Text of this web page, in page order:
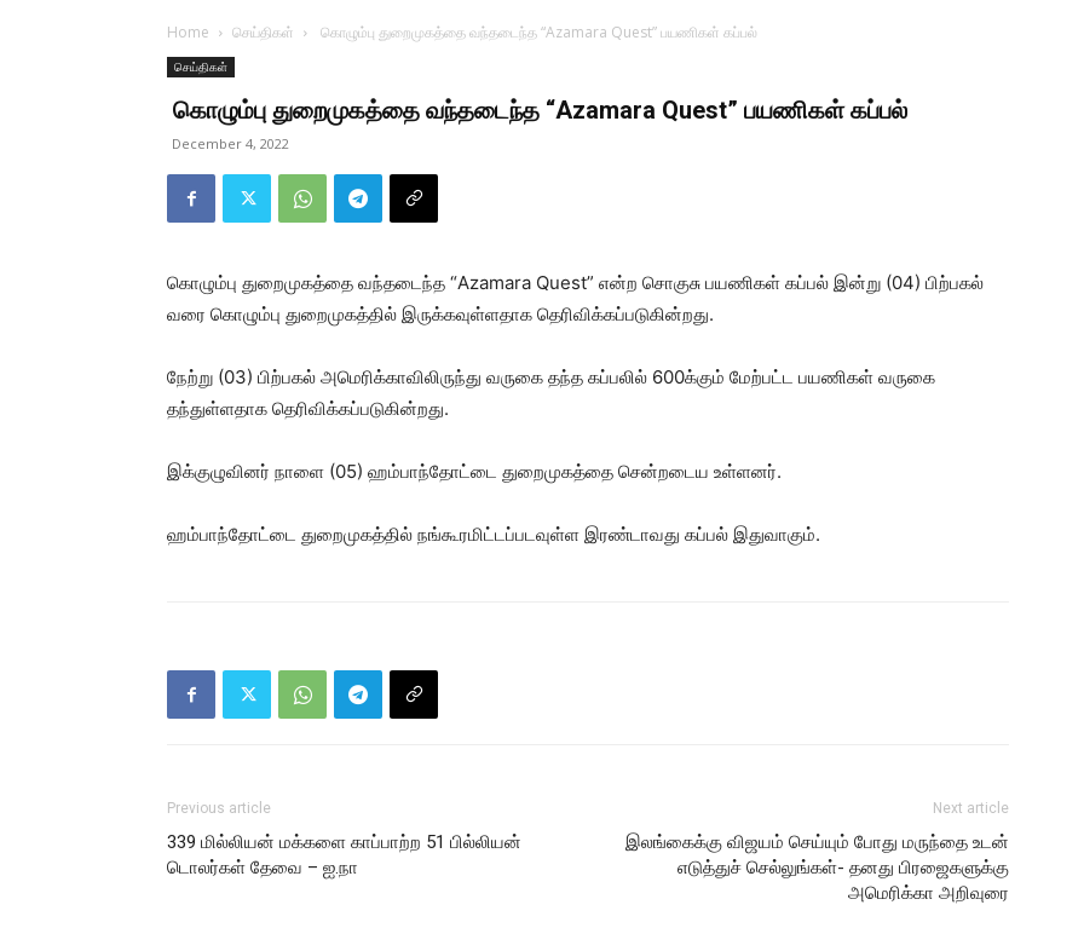
Home செய்திகள் கொழும்பு துறைமுகத்தை வந்தடைந்த “Azamara Quest” பயணிகள் கப்பல்
செய்திகள்
கொழும்பு துறைமுகத்தை வந்தடைந்த “Azamara Quest” பயணிகள் கப்பல்
December 4, 2022
கொழும்பு துறைமுகத்தை வந்தடைந்த “Azamara Quest” என்ற சொகுசு பயணிகள் கப்பல் இன்று (04) பிற்பகல்
வரை கொழும்பு துறைமுகத்தில் இருக்கவுள்ளதாக தெரிவிக்கப்படுகின்றது.
நேற்று (03) பிற்பகல் அமெரிக்காவிலிருந்து வருகை தந்த கப்பலில் 600க்கும் மேற்பட்ட பயணிகள் வருகை
தந்துள்ளதாக தெரிவிக்கப்படுகின்றது.
இக்குழுவினர் நாளை (05) ஹம்பாந்தோட்டை துறைமுகத்தை சென்றடைய உள்ளனர்.
ஹம்பாந்தோட்டை துறைமுகத்தில் நங்கூரமிட்டப்படவுள்ள இரண்டாவது கப்பல் இதுவாகும்.
Previous article
339 மில்லியன் மக்களை காப்பாற்ற 51 பில்லியன்
டொலர்கள் தேவை – ஐ.நா
Next article
இலங்கைக்கு விஜயம் செய்யும் போது மருந்தை உடன்
எடுத்துச் செல்லுங்கள்- தனது பிரஜைகளுக்கு
அமெரிக்கா அறிவுரை